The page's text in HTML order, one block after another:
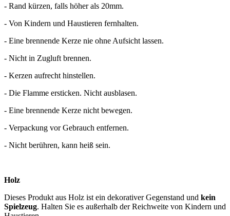
- Rand kürzen, falls höher als 20mm.
- Von Kindern und Haustieren fernhalten.
- Eine brennende Kerze nie ohne Aufsicht lassen.
- Nicht in Zugluft brennen.
- Kerzen aufrecht hinstellen.
- Die Flamme ersticken. Nicht ausblasen.
- Eine brennende Kerze nicht bewegen.
- Verpackung vor Gebrauch entfernen.
- Nicht berühren, kann heiß sein.
Holz
Dieses Produkt aus Holz ist ein dekorativer Gegenstand und kein
Spielzeug. Halten Sie es außerhalb der Reichweite von Kindern und